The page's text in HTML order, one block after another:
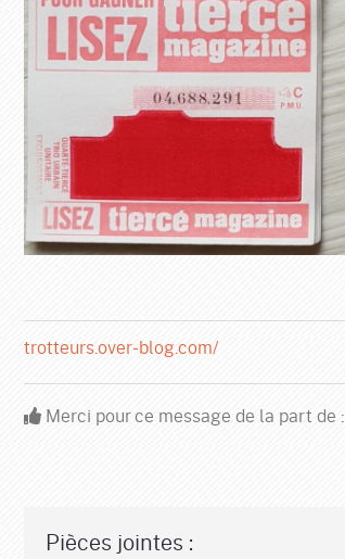
trotteurs.over-blog.com/
Merci pour ce message de la part de :
Pièces jointes :